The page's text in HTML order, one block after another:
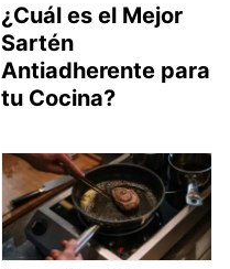
¿Cuál es el Mejor
Sartén
Antiadherente para
tu Cocina?